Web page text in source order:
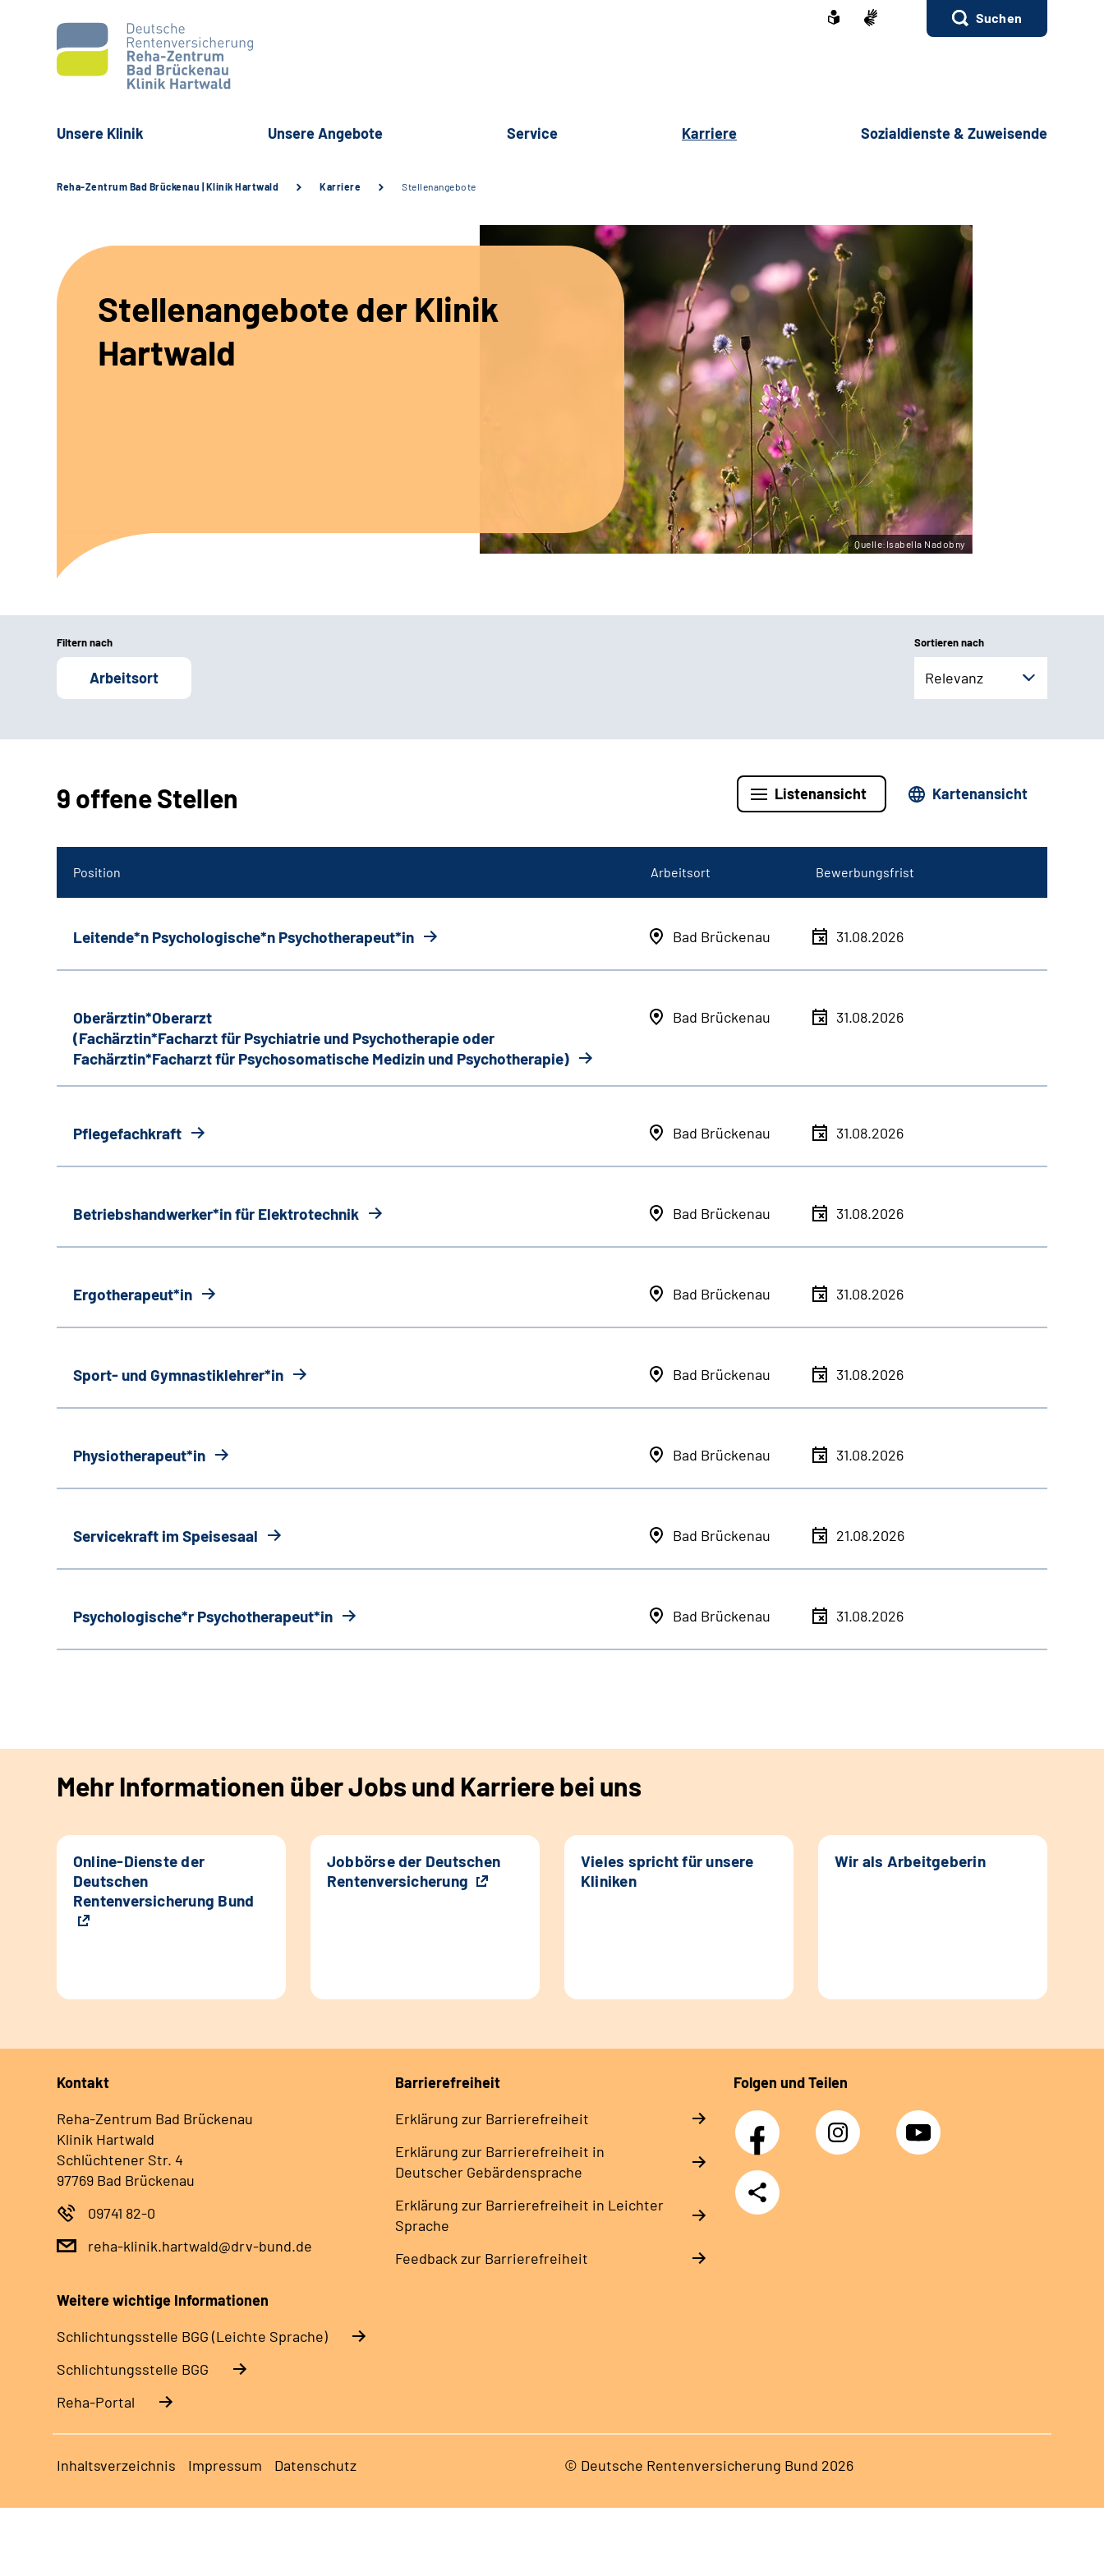
Suchen
Unsere Klinik Unsere Angebote Service Karriere Sozialdienste & Zuweisende
Reha-Zentrum Bad Brückenau | Klinik Hartwald Karriere Stellenangebote
Stellenangebote der Klinik
Hartwald
Quelle:Isabella Nadobny
Filtern nach
Arbeitsort
Sortieren nach
Relevanz
9 offene Stellen Listenansicht Kartenansicht
Position Arbeitsort Bewerbungsfrist
Leitende*n Psychologische*n Psychotherapeut*in Bad Brückenau 31.08.2026
Oberärztin*Oberarzt
(Fachärztin*Facharzt für Psychiatrie und Psychotherapie oder
Fachärztin*Facharzt für Psychosomatische Medizin und Psychotherapie)
Bad Brückenau 31.08.2026
Pflegefachkraft Bad Brückenau 31.08.2026
Betriebshandwerker*in für Elektrotechnik Bad Brückenau 31.08.2026
Ergotherapeut*in Bad Brückenau 31.08.2026
Sport- und Gymnastiklehrer*in Bad Brückenau 31.08.2026
Physiotherapeut*in Bad Brückenau 31.08.2026
Servicekraft im Speisesaal Bad Brückenau 21.08.2026
Psychologische*r Psychotherapeut*in Bad Brückenau 31.08.2026
Mehr Informationen über Jobs und Karriere bei uns
Online-Dienste der
Deutschen
Rentenversicherung Bund
Jobbörse der Deutschen
Rentenversicherung
Vieles spricht für unsere
Kliniken
Wir als Arbeitgeberin
Kontakt
Reha-Zentrum Bad Brückenau
Klinik Hartwald
Schlüchtener Str. 4
97769 Bad Brückenau
09741 82-0
reha-klinik.hartwald@drv-bund.de
Barrierefreiheit
Erklärung zur Barrierefreiheit
Erklärung zur Barrierefreiheit in
Deutscher Gebärdensprache
Erklärung zur Barrierefreiheit in Leichter
Sprache
Feedback zur Barrierefreiheit
Folgen und Teilen
Facebook Instagram YouTube
Teilen
Weitere wichtige Informationen
Schlich­tungs­stel­le BGG (Leichte Sprache)
Schlich­tungs­stel­le BGG
Reha-Portal
Inhaltsverzeichnis Impressum Datenschutz © Deutsche Rentenversicherung Bund 2026